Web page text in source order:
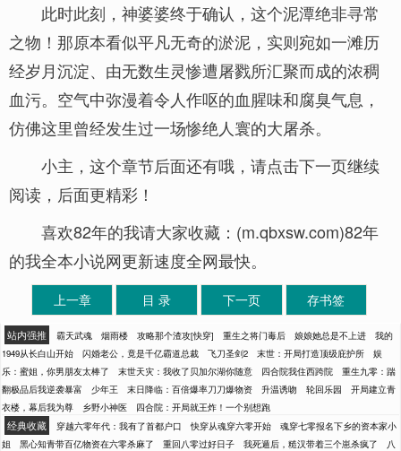
此时此刻，神婆婆终于确认，这个泥潭绝非寻常
之物！那原本看似平凡无奇的淤泥，实则宛如一滩历
经岁月沉淀、由无数生灵惨遭屠戮所汇聚而成的浓稠
血污。空气中弥漫着令人作呕的血腥味和腐臭气息，
仿佛这里曾经发生过一场惨绝人寰的大屠杀。
小主，这个章节后面还有哦，请点击下一页继续
阅读，后面更精彩！
喜欢82年的我请大家收藏：(m.qbxsw.com)82年
的我全本小说网更新速度全网最快。
上一章 目 录 下一页 存书签
站内强推 霸天武魂 烟雨楼 攻略那个渣攻[快穿] 重生之将门毒后 娘娘她总是不上进
我的
1949从长白山开始
闪婚老公，竟是千亿霸道总裁 飞刀圣剑2 末世：开局打造顶级庇护所
娱
乐：蜜姐，你男朋友太棒了
末世天灾：我收了贝加尔湖你随意 四合院我住西跨院
重生九零：踹
翻极品后我逆袭暴富
少年王 末日降临：百倍爆率刀刀爆物资 升温诱吻 轮回乐园
开局建立青
衣楼，幕后我为尊
乡野小神医 四合院：开局就王炸！一个别想跑
经典收藏 穿越六零年代：我有了首都户口 快穿从魂穿六零开始
魂穿七零报名下乡的资本家小
姐
黑心知青带百亿物资在六零杀麻了 重回八零过好日子 我死遁后，糙汉带着三个崽杀疯了
八